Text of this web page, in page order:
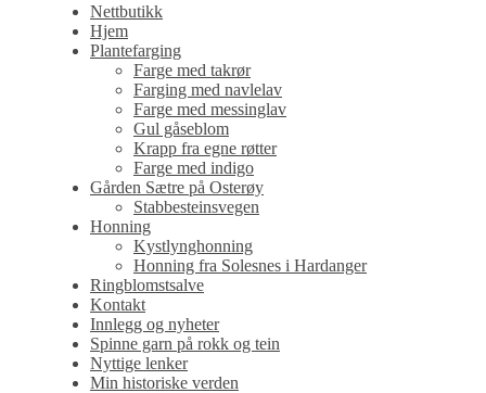
Nettbutikk
Hjem
Plantefarging
Farge med takrør
Farging med navlelav
Farge med messinglav
Gul gåseblom
Krapp fra egne røtter
Farge med indigo
Gården Sætre på Osterøy
Stabbesteinsvegen
Honning
Kystlynghonning
Honning fra Solesnes i Hardanger
Ringblomstsalve
Kontakt
Innlegg og nyheter
Spinne garn på rokk og tein
Nyttige lenker
Min historiske verden